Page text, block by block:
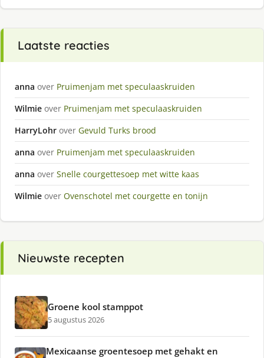
Laatste reacties
anna over Pruimenjam met speculaaskruiden
Wilmie over Pruimenjam met speculaaskruiden
HarryLohr over Gevuld Turks brood
anna over Pruimenjam met speculaaskruiden
anna over Snelle courgettesoep met witte kaas
Wilmie over Ovenschotel met courgette en tonijn
Nieuwste recepten
Groene kool stamppot
5 augustus 2026
Mexicaanse groentesoep met gehakt en